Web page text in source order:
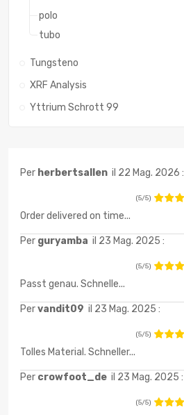
polo
tubo
Tungsteno
XRF Analysis
Yttrium Schrott 99
Per herbertsallen il 22 Mag. 2026 :
(5/5)
Order delivered on time...
Per guryamba il 23 Mag. 2025 :
(5/5)
Passt genau. Schnelle...
Pervandit09 il 23 Mag. 2025 :
(5/5)
Tolles Material. Schneller...
Per crowfoot_de il 23 Mag. 2025 :
(5/5)